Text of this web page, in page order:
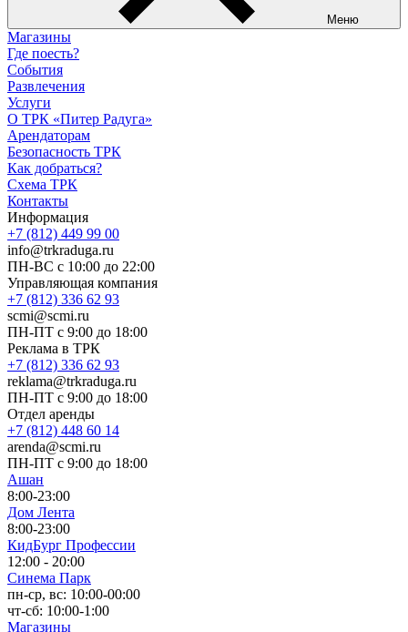
Меню
Магазины
Где поесть?
События
Развлечения
Услуги
О ТРК «Питер Радуга»
Арендаторам
Безопасность ТРК
Как добраться?
Схема ТРК
Контакты
Информация
+7 (812) 449 99 00
info@trkraduga.ru
ПН-ВС с 10:00 до 22:00
Управляющая компания
+7 (812) 336 62 93
scmi@scmi.ru
ПН-ПТ с 9:00 до 18:00
Реклама в ТРК
+7 (812) 336 62 93
reklama@trkraduga.ru
ПН-ПТ с 9:00 до 18:00
Отдел аренды
+7 (812) 448 60 14
arenda@scmi.ru
ПН-ПТ с 9:00 до 18:00
Ашан
8:00-23:00
Дом Лента
8:00-23:00
КидБург Профессии
12:00 - 20:00
Синема Парк
пн-ср, вс: 10:00-00:00
чт-сб: 10:00-1:00
Магазины